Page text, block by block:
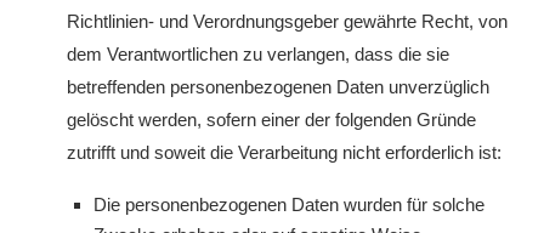
Richtlinien- und Verordnungsgeber gewährte Recht, von
dem Verantwortlichen zu verlangen, dass die sie
betreffenden personenbezogenen Daten unverzüglich
gelöscht werden, sofern einer der folgenden Gründe
zutrifft und soweit die Verarbeitung nicht erforderlich ist:
Die personenbezogenen Daten wurden für solche